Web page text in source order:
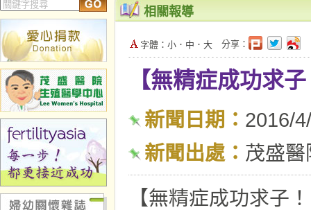
相關報導
字體： 小 ． 中 ． 大 分享：
【無精症成功求
新聞日期： 2016/
新聞出處： 茂盛醫
【無精症成功求子